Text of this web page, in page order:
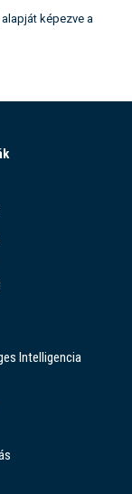
képezve a
Intelligencia